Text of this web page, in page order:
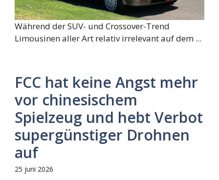
Während der SUV- und Crossover-Trend
Limousinen aller Art relativ irrelevant auf dem ...
FCC hat keine Angst mehr
vor chinesischem
Spielzeug und hebt Verbot
supergünstiger Drohnen
auf
25 juni 2026